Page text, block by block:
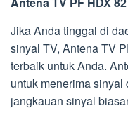
Jika Anda tinggal di
sinyal TV, Antena TV
terbaik untuk Anda.
untuk menerima
jangkauan sinyal